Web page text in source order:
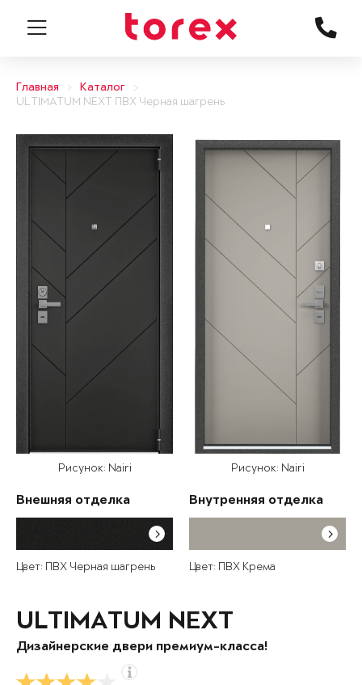
Главная
Каталог
ULTIMATUM NEXT ПВХ Черная шагрень
Рисунок: Nairi
Внешняя отделка
Цвет: ПВХ Черная шагрень
Рисунок: Nairi
Внутренняя отделка
Цвет: ПВХ Крема
ULTIMATUM NEXT
Дизайнерские двери премиум-класса!